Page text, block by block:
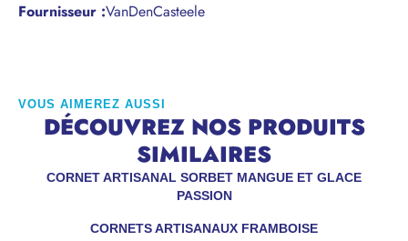
Fournisseur :VanDenCasteele
VOUS AIMEREZ AUSSI
DÉCOUVREZ NOS PRODUITS
SIMILAIRES
CORNETS ARTISANAUX FRAMBOISE
CORNET ARTISANAL SORBET MANGUE ET GLACE
PASSION